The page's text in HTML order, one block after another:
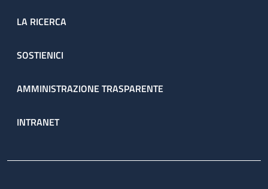
LA RICERCA
SOSTIENICI
AMMINISTRAZIONE TRASPARENTE
INTRANET